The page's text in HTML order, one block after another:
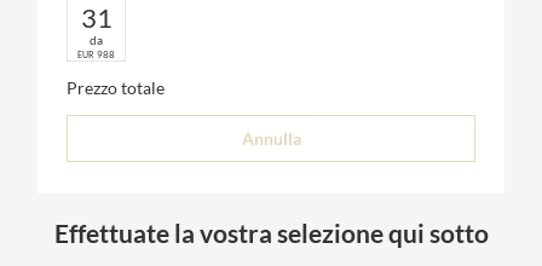
31
da
EUR 988
Prezzo totale
Annulla
Effettuate la vostra selezione qui sotto